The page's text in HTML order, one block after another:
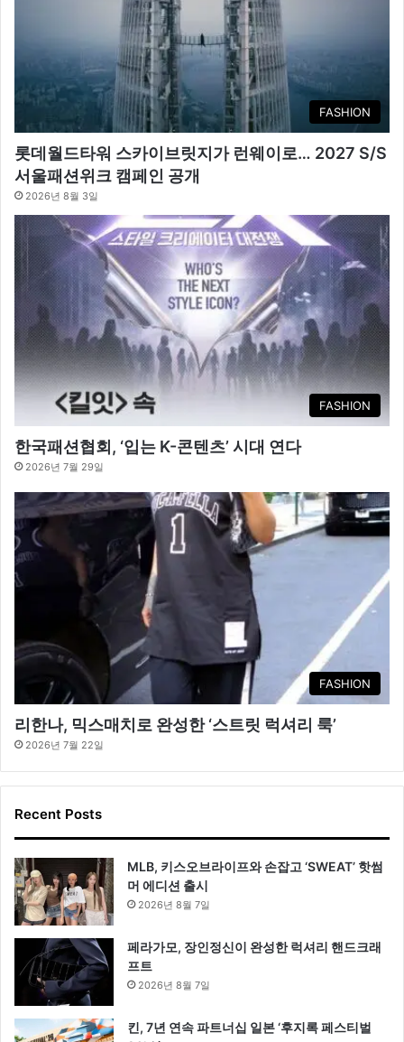
FASHION
롯데월드타워 스카이브릿지가 런웨이로… 2027 S/S
서울패션위크 캠페인 공개
2026년 8월 3일
FASHION
한국패션협회, ‘입는 K-콘텐츠’ 시대 연다
2026년 7월 29일
FASHION
리한나, 믹스매치로 완성한 ‘스트릿 럭셔리 룩’
2026년 7월 22일
Recent Posts
MLB, 키스오브라이프와 손잡고 ‘SWEAT’ 핫썸
머 에디션 출시
2026년 8월 7일
페라가모, 장인정신이 완성한 럭셔리 핸드크래
프트
2026년 8월 7일
킨, 7년 연속 파트너십 일본 ‘후지록 페스티벌